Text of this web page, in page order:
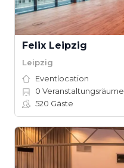
Felix Leipzig
Leipzig
Eventlocation
0 Veranstaltungsräume
520 Gäste